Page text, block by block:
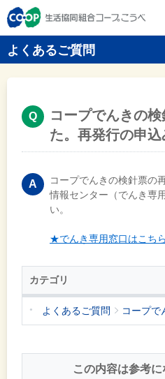
よくあるご質問
コープでんきの
た。再発行の申込
コープでんきの検針票の
情報センター（でんき専
い。
★でんき専用窓口はこちら
カテゴリ
よくあるご質問 コープで
この内容は参考